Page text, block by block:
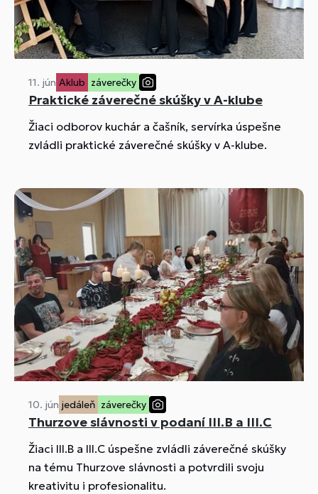
11. jún Aklub záverečky
Praktické záverečné skúšky v A-klube
Žiaci odborov kuchár a čašník, servírka úspešne
zvládli praktické záverečné skúšky v A-klube.
10. jún jedáleň záverečky
Thurzove slávnosti v podaní III.B a III.C
Žiaci III.B a III.C úspešne zvládli záverečné skúšky
na tému Thurzove slávnosti a potvrdili svoju
kreativitu i profesionalitu.